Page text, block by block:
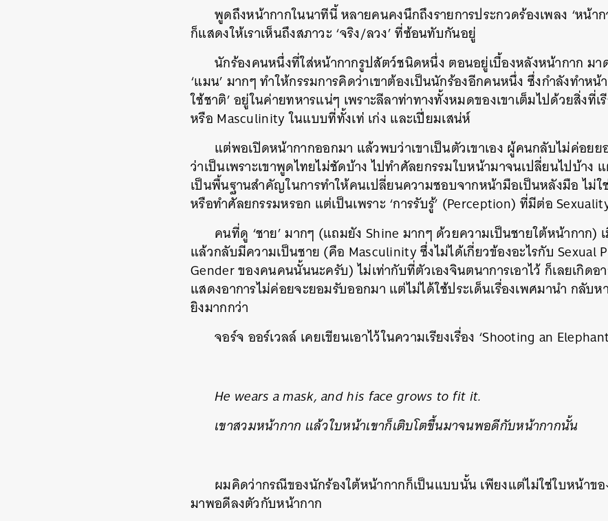
พูดถึงหน้ากากในนาทีนี้ หลายคนคงนึกถึงรายการประกวดร้องเพลง ‘หน้า
ก็แสดงให้เราเห็นถึงสภาวะ ‘จริง/ลวง’ ที่ซ้อนทับกันอยู่
นักร้องคนหนึ่งที่ใส่หน้ากากรูปสัตว์ชนิดหนึ่ง ตอนอยู่เบื้องหลังหน้ากาก มา
‘แมน’ มากๆ ทำให้กรรมการคิดว่าเขาต้องเป็นนักร้องอีกคนหนึ่ง ซึ่งกำลังทำห
ใช้ชาติ’ อยู่ในค่ายทหารแน่ๆ เพราะลีลาท่าทางทั้งหมดของเขาเต็มไปด้วยสิ่งที่เ
หรือ Masculinity ในแบบที่ทั้งเท่ เก่ง และเปี่ยมเสน่ห์
แต่พอเปิดหน้ากากออกมา แล้วพบว่าเขาเป็นตัวเขาเอง ผู้คนกลับไม่ค่อย
ว่าเป็นเพราะเขาพูดไทยไม่ชัดบ้าง ไปทำศัลยกรรมใบหน้ามาจนเปลี่ยนไปบ้าง
เป็นพื้นฐานสำคัญในการทำให้คนเปลี่ยนความชอบจากหน้ามือเป็นหลังมือ ไม่
หรือทำศัลยกรรมหรอก แต่เป็นเพราะ ‘การรับรู้’ (Perception) ที่มีต่อ
คนที่ดู ‘ชาย’ มากๆ (แถมยัง Shine มากๆ ด้วยความเป็นชายใต้หน้ากาก)
แล้วกลับมีความเป็นชาย (คือ Masculinity ซึ่งไม่ได้เกี่ยวข้องอะไรกับ Sexual
Gender ของคนคนนั้นนะครับ) ไม่เท่ากับที่ตัวเองจินตนาการเอาไว้ ก็เลยเกิดอ
แสดงอาการไม่ค่อยจะยอมรับออกมา แต่ไม่ได้ใช้ประเด็นเรื่องเพศมานำ กลับห
ยิงมากกว่า
จอร์จ ออร์เวลล์ เคยเขียนเอาไว้ในความเรียงเรื่อง ‘Shooting an
He wears a mask, and his face grows to fit it.
เขาสวมหน้ากาก แล้วใบหน้าเขาก็เติบโตขึ้นมาจนพอดีกับหน้ากากนั้น
ผมคิดว่ากรณีของนักร้องใต้หน้ากากก็เป็นแบบนั้น เพียงแต่ไม่ใช่ใบหน้าข
มาพอดีลงตัวกับหน้ากาก